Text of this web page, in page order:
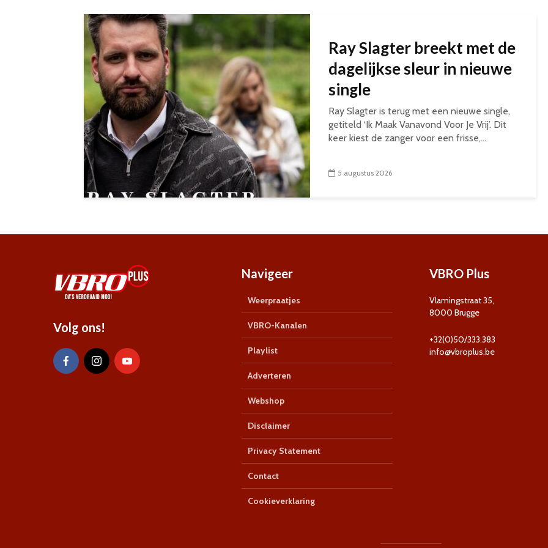
Ray Slagter breekt met de
dagelijkse sleur in nieuwe
single
Ray Slagter is terug met een nieuwe single,
getiteld ‘Ik Maak Vanavond Voor Je Vrij’. Dit
keer kiest de zanger voor een frisse,...
5 augustus 2026
Volg ons!
Navigeer
Weerpraatjes
VBRO-Kanalen
Playlist
Adverteren
Webshop
Disclaimer
Privacy Statement
Contact
Cookieverklaring
VBRO Plus
Vlamingstraat 35,
8000 Brugge
+32(0)50/333.383
info@vbroplus.be